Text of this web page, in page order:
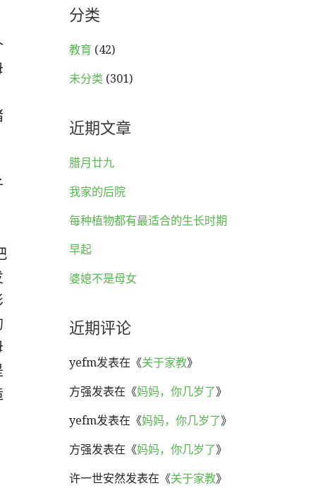
分类
教育 (42)
未分类 (301)
近期文章
腊月廿九
我家的后院
每种植物都有最适合的生长时期
早起
婆媳不是母女
近期评论
yefm发表在《关于家教》
方强发表在《妈妈，你几岁了》
yefm发表在《妈妈，你几岁了》
方强发表在《妈妈，你几岁了》
许一世安然发表在《关于家教》